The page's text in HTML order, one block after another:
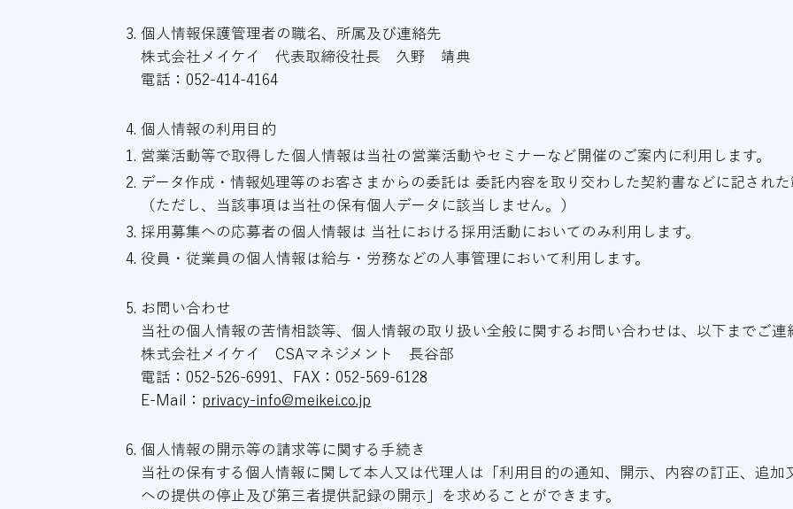
個人情報保護管理者の職名、所属及び連絡先
株式会社メイケイ 代表取締役社長 久野 靖典
電話：052-414-4164
個人情報の利用目的
営業活動等で取得した個人情報は当社の営業活動やセミナーなど開催のご案内に利用します。
データ作成・情報処理等のお客さまからの委託は 委託内容を取り交わした契約書などに記された
（ただし、当該事項は当社の保有個人データに該当しません。）
採用募集への応募者の個人情報は 当社における採用活動においてのみ利用します。
役員・従業員の個人情報は給与・労務などの人事管理において利用します。
お問い合わせ
当社の個人情報の苦情相談等、個人情報の取り扱い全般に関するお問い合わせは、以下までご連
株式会社メイケイ CSAマネジメント 長谷部
電話：052-526-6991、FAX：052-569-6128
E-Mail： privacy-info@meikei.co.jp
個人情報の開示等の請求等に関する手続き
当社の保有する個人情報に関して本人又は代理人は「利用目的の通知、開示、内容の訂正、追
への提供の停止及び第三者提供記録の開示」を求めることができます。